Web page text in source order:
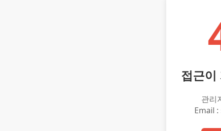
접근이
관리
Email